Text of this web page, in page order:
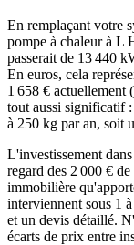
En remplaçant votre
pompe à chaleur à L
passerait de 13 440
En euros, cela
1 658 € actuellement
tout aussi significatif
à 250 kg par an, soit
L'investissement
regard des 2 000 €
immobilière
interviennent sous 1
et un devis détaillé.
écarts de prix entre